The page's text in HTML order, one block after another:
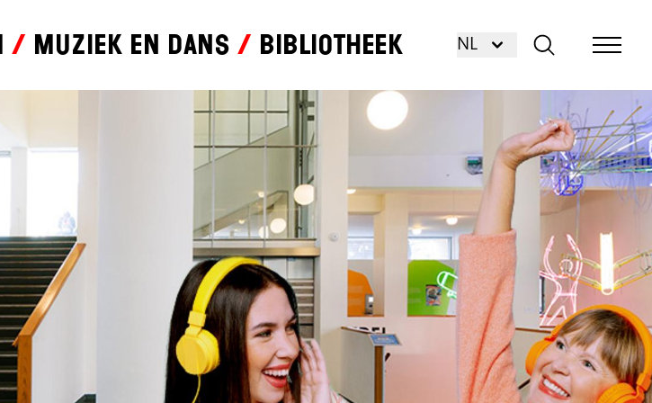
Muziek en dans Bibliotheek NL